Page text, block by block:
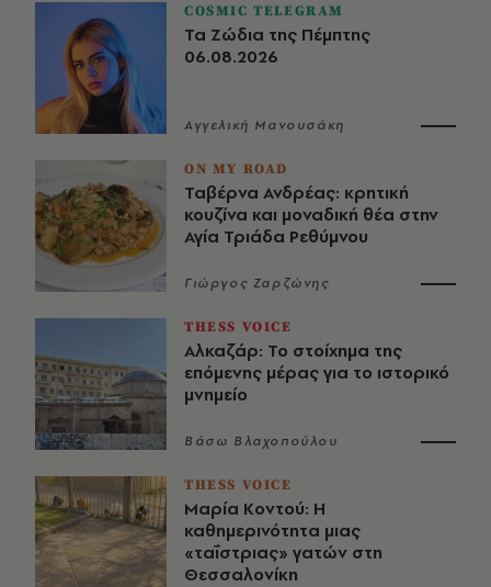
COSMIC TELEGRAM
Τα Ζώδια της Πέμπτης
06.08.2026
Αγγελική Μανουσάκη
ON MY ROAD
Ταβέρνα Ανδρέας: κρητική
κουζίνα και μοναδική θέα στην
Αγία Τριάδα Ρεθύμνου
Γιώργος Ζαρζώνης
THESS VOICE
Αλκαζάρ: Το στοίχημα της
επόμενης μέρας για το ιστορικό
μνημείο
Βάσω Βλαχοπούλου
THESS VOICE
Μαρία Κοντού: Η
καθημερινότητα μιας
«ταΐστριας» γατών στη
Θεσσαλονίκη